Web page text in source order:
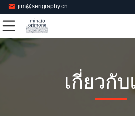
jim@serigraphy.cn
เกี่ยวกับ